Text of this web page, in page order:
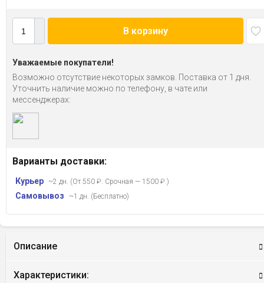
В корзину
Уважаемые покупатели!
Возможно отсутствие некоторых замков. Поставка от 1 дня.
Уточнить наличие можно по телефону, в чате или
мессенджерах:
Варианты доставки:
Курьер ~2 дн. (От 550 ₽. Срочная — 1500 ₽.)
Самовывоз ~1 дн. (Бесплатно)
Описание
Характеристики: